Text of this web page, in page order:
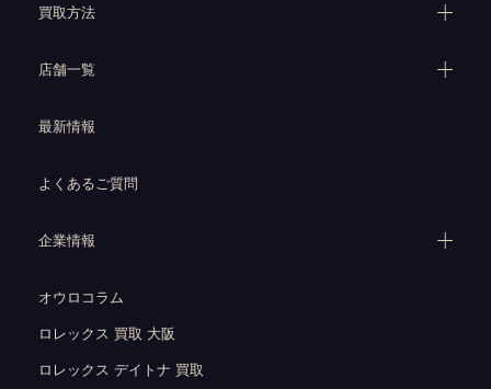
買取方法
店舗一覧
最新情報
よくあるご質問
企業情報
オウロコラム
ロレックス 買取 大阪
ロレックス デイトナ 買取